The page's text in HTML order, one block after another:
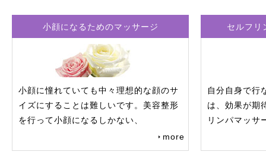
小顔になるためのマッサージ
小顔に憧れていても中々理想的な顔のサ
イズにすることは難しいです。美容整形
を行って小顔になるしかない、
more
セルフリ
自分自身で行
は、効果が期
リンパマッサ